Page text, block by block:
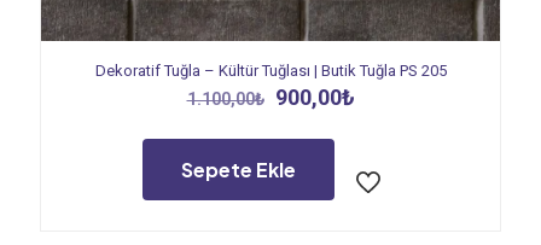
Dekoratif Tuğla – Kültür Tuğlası | Butik Tuğla PS 205
1.100,00₺
Orijinal
1.100,00₺.
900,00₺Şu
Sepete Ekle